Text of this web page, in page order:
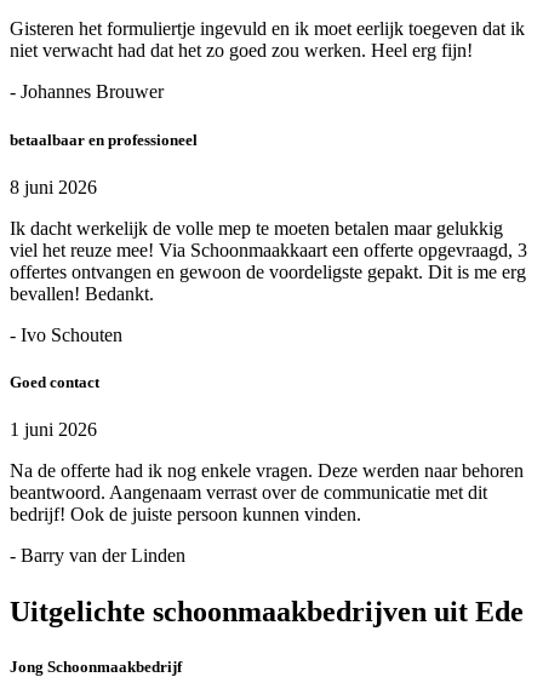
Gisteren het formuliertje ingevuld en ik moet eerlijk toegeven dat ik
niet verwacht had dat het zo goed zou werken. Heel erg fijn!
- Johannes Brouwer
betaalbaar en professioneel
8 juni 2026
Ik dacht werkelijk de volle mep te moeten betalen maar gelukkig
viel het reuze mee! Via Schoonmaakkaart een offerte opgevraagd, 3
offertes ontvangen en gewoon de voordeligste gepakt. Dit is me erg
bevallen! Bedankt.
- Ivo Schouten
Goed contact
1 juni 2026
Na de offerte had ik nog enkele vragen. Deze werden naar behoren
beantwoord. Aangenaam verrast over de communicatie met dit
bedrijf! Ook de juiste persoon kunnen vinden.
- Barry van der Linden
Uitgelichte schoonmaakbedrijven uit Ede
Jong Schoonmaakbedrijf